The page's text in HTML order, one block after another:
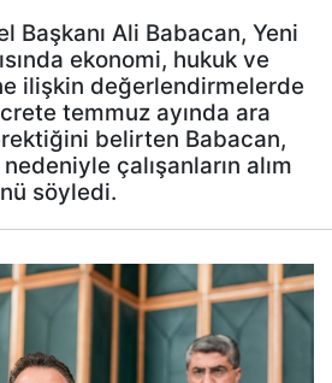
Başkanı Ali Babacan, Yeni
ekonomi, hukuk ve
ilişkin değerlendirmelerde
temmuz ayında ara
belirten Babacan,
çalışanların alım
söyledi.